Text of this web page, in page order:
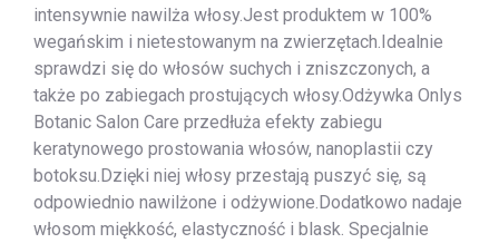
intensywnie nawilża włosy.Jest produktem w 100%
wegańskim i nietestowanym na zwierzętach.Idealnie
sprawdzi się do włosów suchych i zniszczonych, a
także po zabiegach prostujących włosy.Odżywka Onlys
Botanic Salon Care przedłuża efekty zabiegu
keratynowego prostowania włosów, nanoplastii czy
botoksu.Dzięki niej włosy przestają puszyć się, są
odpowiednio nawilżone i odżywione.Dodatkowo nadaje
włosom miękkość, elastyczność i blask. Specjalnie